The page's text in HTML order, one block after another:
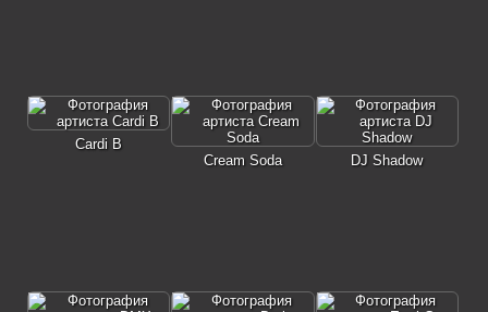
Cardi B
Cream Soda
DJ Shadow